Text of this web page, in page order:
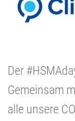
Der
Gemeinsam
alle unsere CO